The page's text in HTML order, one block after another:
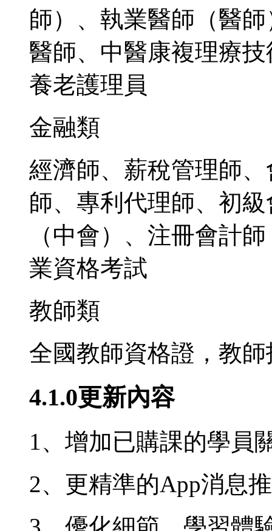
師）、執業醫師（醫
醫師、中醫康複理療
養老護理員
金融類
經濟師、薪稅管理師
師、專利代理師、初
（中會）、注冊會計
業資格考試
教師類
全國教師資格證，教
4.1.0更新內容
1、增加已購課的學員
2、更精準的App消息